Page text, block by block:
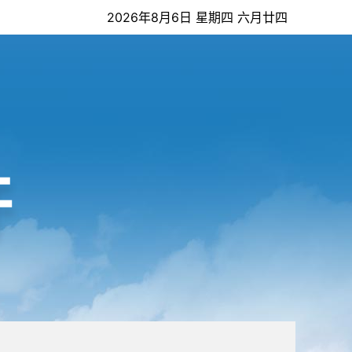
2026年8月6日 星期四 六月廿四